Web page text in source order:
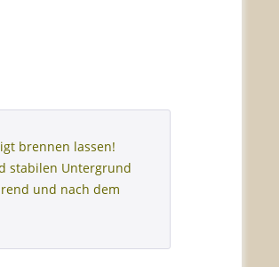
brennen lassen!
stabilen Untergrund
und nach dem